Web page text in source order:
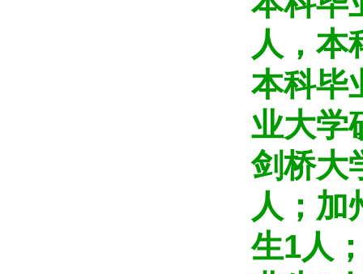
人，本
本科毕
业大学
剑桥大
人；加
生1人